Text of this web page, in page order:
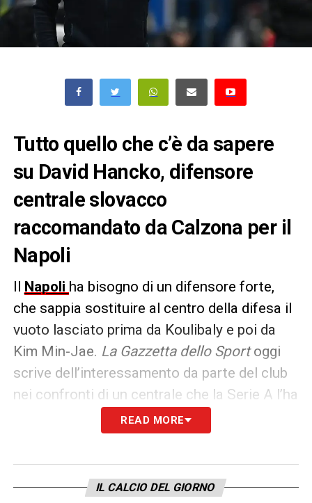
Tutto quello che c’è da sapere
su David Hancko, difensore
centrale slovacco
raccomandato da Calzona per il
Napoli
Il Napoli ha bisogno di un difensore forte,
che sappia sostituire al centro della difesa il
vuoto lasciato prima da Koulibaly e poi da
Kim Min-Jae. La Gazzetta dello Sportoggi
scrive dell’interessamento da parte del club
nei confronti di un centrale che la Serie A l’ha
già frequentata e che Calzona
molto bene per averlo alle sue dipendenze
. Ecco l’identikit del giocatore del
READ MORE
IL CALCIO DEL GIORNO